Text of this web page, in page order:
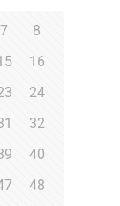
7
8
16
24
32
40
48